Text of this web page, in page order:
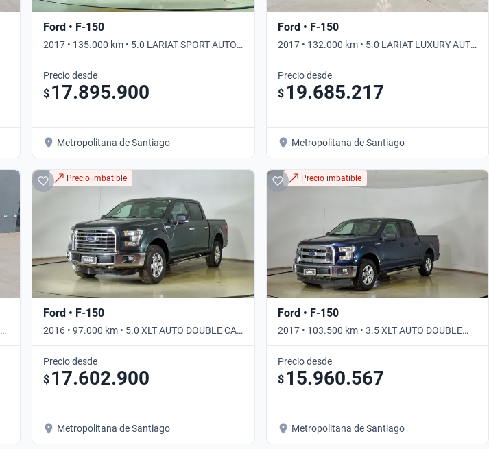
Ford • F-150
2017 • 135.000 km • 5.0 LARIAT SPORT AUTO
DOUBLE CAB 4WD • Automático
Precio desde
$ 17.895.900
Metropolitana de Santiago
Ford • F-150
2017 • 132.000 km • 5.0 LARIAT LUXURY AUTO
DOUBLE CAB 4WD • Automático
Precio desde
$ 19.685.217
Metropolitana de Santiago
Precio imbatible
Ford • F-150
2016 • 97.000 km • 5.0 XLT AUTO DOUBLE CAB
4WD • Automático
Precio desde
$ 17.602.900
Metropolitana de Santiago
Precio imbatible
Ford • F-150
2017 • 103.500 km • 3.5 XLT AUTO DOUBLE
CAB • Automático
Precio desde
$ 15.960.567
Metropolitana de Santiago